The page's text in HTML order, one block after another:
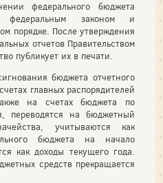
федерального бюджета
федеральным законом и
порядке. После утверждения
отчетов Правительством
публикует их в печати.
бюджета отчетного
главных распорядителей
на счетах бюджета по
переводятся на бюджетный
учитываются как
бюджета на начало
как доходы текущего года.
средств прекращается